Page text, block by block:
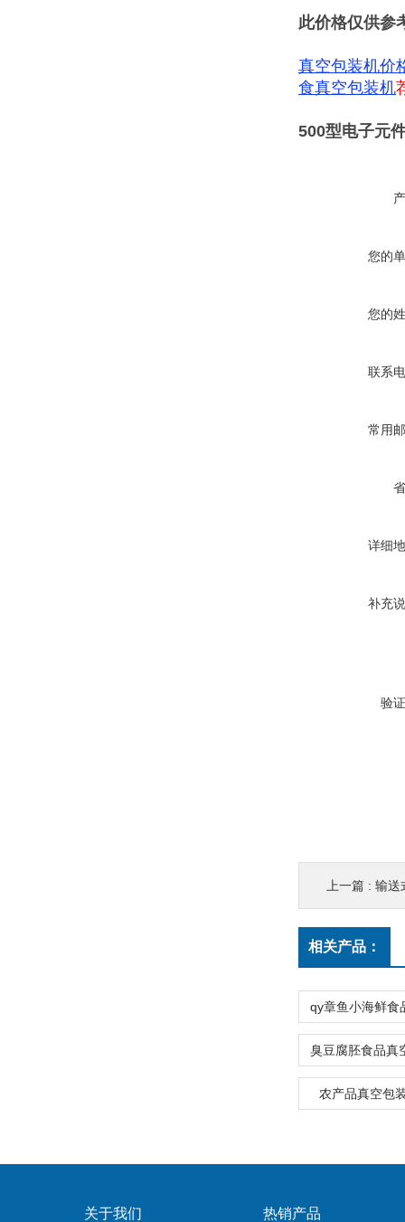
此价格仅供参
真空包装机价
食真空包装机
500型电子元
您的
您的
联系
常用
详细
补充
验
上一篇 : 输送式
相关产品：
农产品真空包
关于我们 热销产品